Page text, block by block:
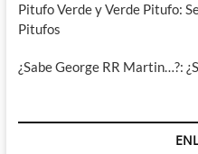
Pitufo Verde y Verde Pitufo:
Pitufos
¿Sabe George RR Martin…?: